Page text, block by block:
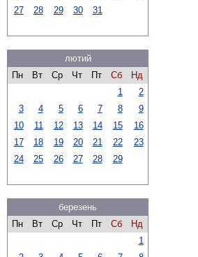
27
28 29 30 31
лютий
Пн
Вт Ср Чт Пт Сб
Нд
1
2
3
4 5 6 7 8
9
10
11 12 13 14 15
16
17
18 19 20 21 22
23
24
25 26 27 28 29
березень
Пн
Вт Ср Чт Пт Сб
Нд
1